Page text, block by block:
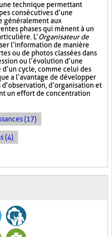
technique permettant
consécutives d’une
généralement aux
phases qui mènent à un
L’Organisateur de
l’information de manière
ou de photos classées dans
ou l’évolution d’une
cycle, comme celui des
a l’avantage de développer
d’organisation et
un effort de concentration
(17)
(4)